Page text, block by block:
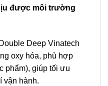
được môi trường
Deep Vinatech
oxy hóa, phù hợp
phẩm), giúp tối ưu
vận hành.